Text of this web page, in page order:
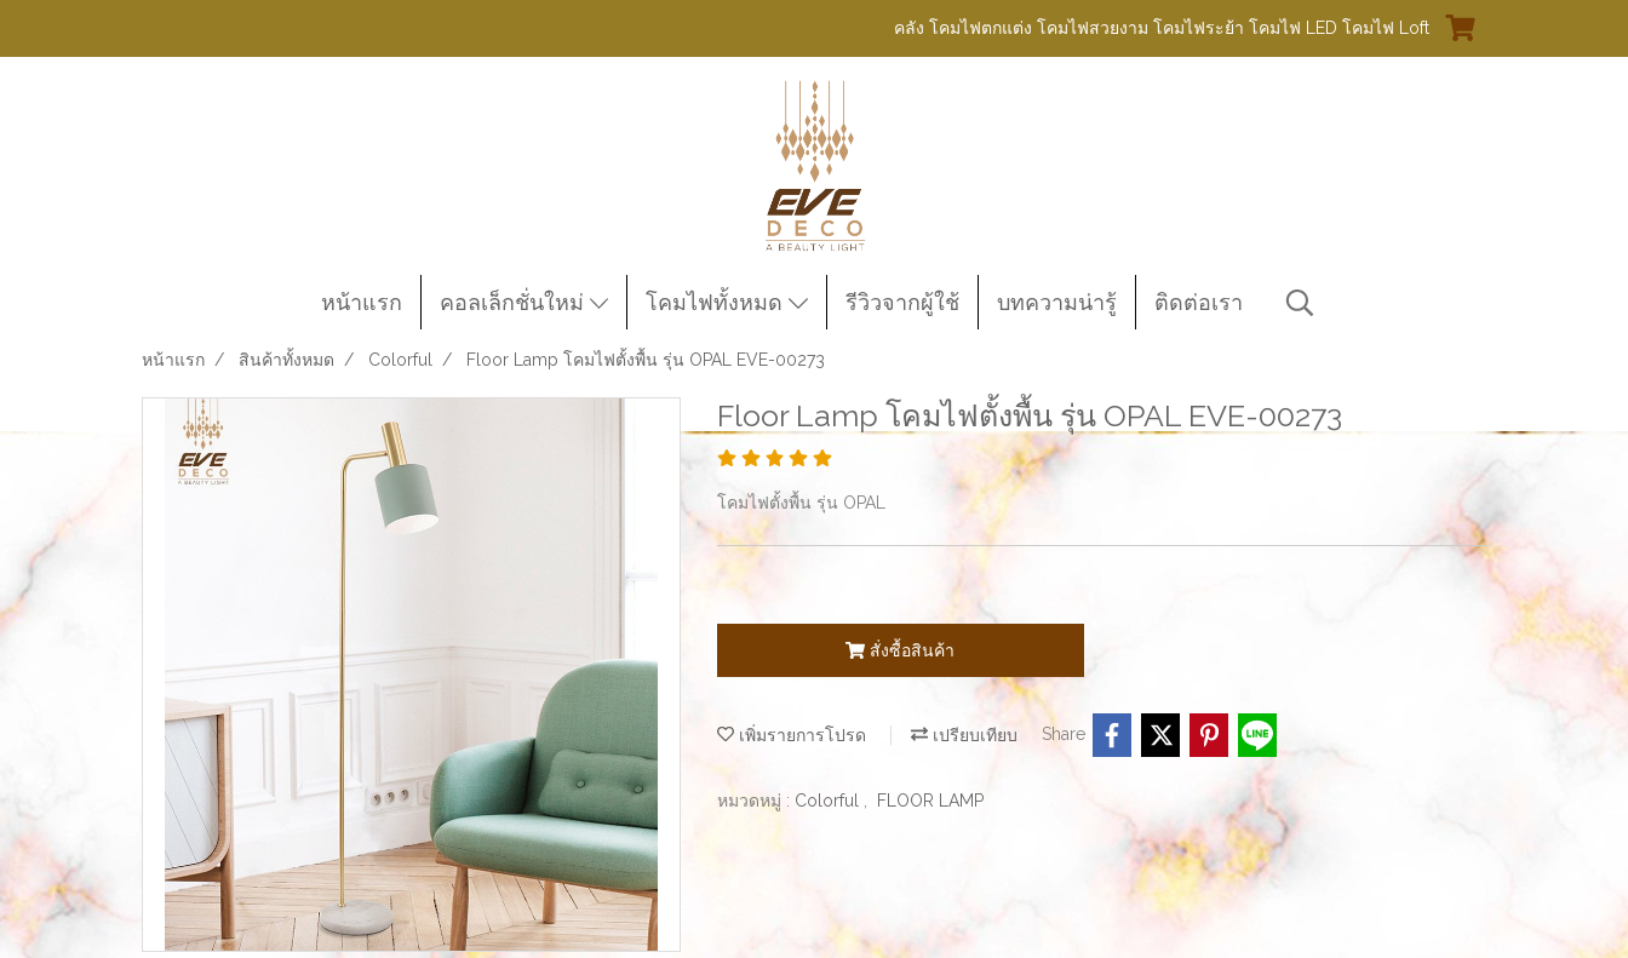
คลัง โคมไฟตกแต่ง โคมไฟสวยงาม โคมไฟระย้า โคมไฟ LED โคมไฟ Loft
หน้าแรก คอลเล็กชั่นใหม่ โคมไฟทั้งหมด รีวิวจากผู้ใช้ บทความน่ารู้ ติดต่อเรา
หน้าแรก สินค้าทั้งหมด Colorful Floor Lamp โคมไฟตั้งพื้น รุ่น OPAL EVE-00273
Floor Lamp โคมไฟตั้งพื้น รุ่น OPAL EVE-00273
โคมไฟตั้งพื้น รุ่น OPAL
สั่งซื้อสินค้า
เพิ่มรายการโปรด เปรียบเทียบ Share
หมวดหมู่ : Colorful FLOOR LAMP